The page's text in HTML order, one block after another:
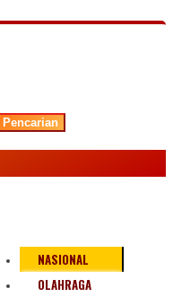
Pencarian
NASIONAL
OLAHRAGA